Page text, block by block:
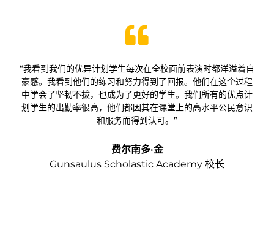
“我看到我们的优异计划学生每次在全校面前表演时都洋溢着自
豪感。我看到他们的练习和努力得到了回报。他们在这个过程
中学会了坚韧不拔，也成为了更好的学生。我们所有的优点计
划学生的出勤率很高，他们都因其在课堂上的高水平公民意识
和服务而得到认可。”
费尔南多·金
Gunsaulus Scholastic Academy 校长